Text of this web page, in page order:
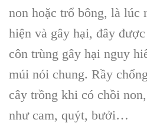
non hoặc trổ bông, là lúc
hiện và gây hại, đây
côn trùng gây hại nguy
múi nói chung. Rầy
cây trồng khi có chồi
như cam, quýt, bưởi…